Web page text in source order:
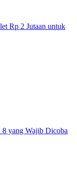
Rp 2 Jutaan untuk
yang Wajib Dicoba